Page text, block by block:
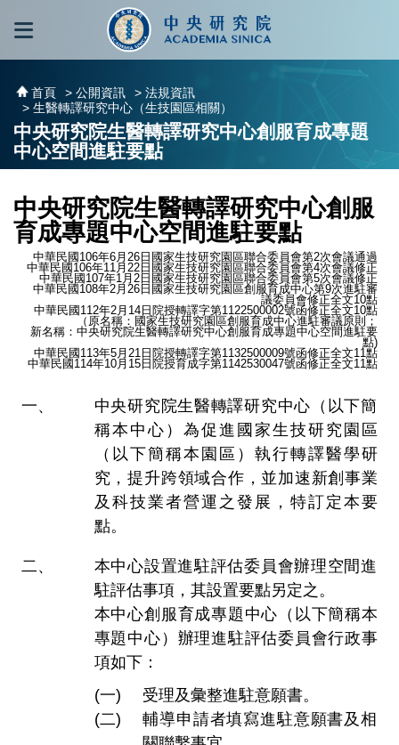
跳到主要內容區塊
首頁 > 公開資訊
> 法規資訊
> 生醫轉譯研究中心（生技園區相關）
中央研究院生醫轉譯研究中心創服育成專題
中心空間進駐要點
中央研究院生醫轉譯研究中心創服
育成專題中心空間進駐要點
中華民國106年6月26日國家生技研究園區聯合委員會第2次會議通過
中華民國106年11月22日國家生技研究園區聯合委員會第4次會議修正
中華民國107年1月2日國家生技研究園區聯合委員會第5次會議修正
中華民國108年2月26日國家生技研究園區創服育成中心第9次進駐審
議委員會修正全文10點
中華民國112年2月14日院授轉譯字第1122500002號函修正全文10點
（原名稱：國家生技研究園區創服育成中心進駐審議原則；
新名稱：中央研究院生醫轉譯研究中心創服育成專題中心空間進駐要
點)
中華民國113年5月21日院授轉譯字第1132500009號函修正全文11點
中華民國114年10月15日院授育成字第1142530047號函修正全文11點
中央研究院生醫轉譯研究中心（以下簡
稱本中心）為促進國家生技研究園區
（以下簡稱本園區）執行轉譯醫學研
究，提升跨領域合作，並加速新創事業
及科技業者營運之發展，特訂定本要
點。
本中心設置進駐評估委員會辦理空間進
駐評估事項，其設置要點另定之。
本中心創服育成專題中心（以下簡稱本
專題中心）辦理進駐評估委員會行政事
項如下：
受理及彙整進駐意願書。
輔導申請者填寫進駐意願書及相